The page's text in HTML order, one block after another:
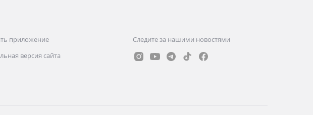
приложение
версия сайта
Следите за нашими новостями